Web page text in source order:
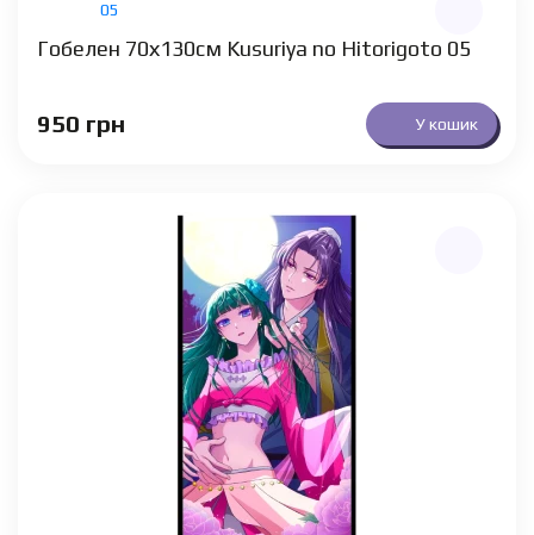
Гобелен 70х130см Kusuriya no Hitorigoto 05
950 грн У кошик